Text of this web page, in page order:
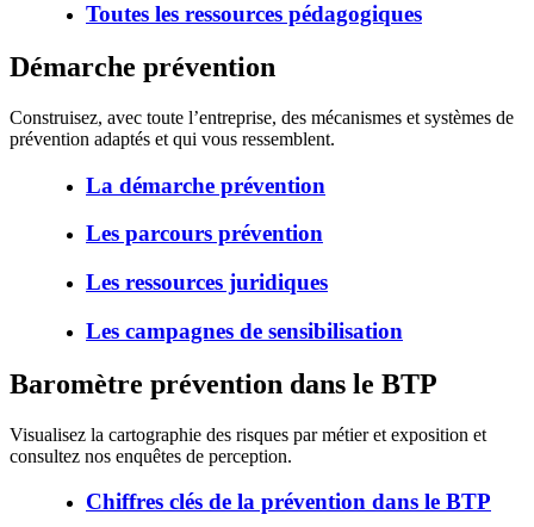
Toutes les ressources pédagogiques
Démarche prévention
Construisez, avec toute l’entreprise, des mécanismes et systèmes de
prévention adaptés et qui vous ressemblent.
La démarche prévention
Les parcours prévention
Les ressources juridiques
Les campagnes de sensibilisation
Baromètre prévention dans le BTP
Visualisez la cartographie des risques par métier et exposition et
consultez nos enquêtes de perception.
Chiffres clés de la prévention dans le BTP